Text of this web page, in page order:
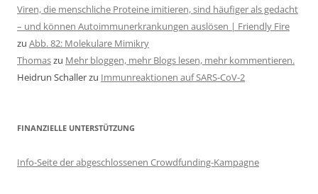
Viren, die menschliche Proteine imitieren, sind häufiger als gedacht
– und können Autoimmunerkrankungen auslösen | Friendly Fire
zu Abb. 82: Molekulare Mimikry
Thomaszu Mehr bloggen, mehr Blogs lesen, mehr kommentieren.
Heidrun Schallerzu Immunreaktionen auf SARS-CoV-2
FINANZIELLE UNTERSTÜTZUNG
Info-Seite der abgeschlossenen Crowdfunding-Kampagne